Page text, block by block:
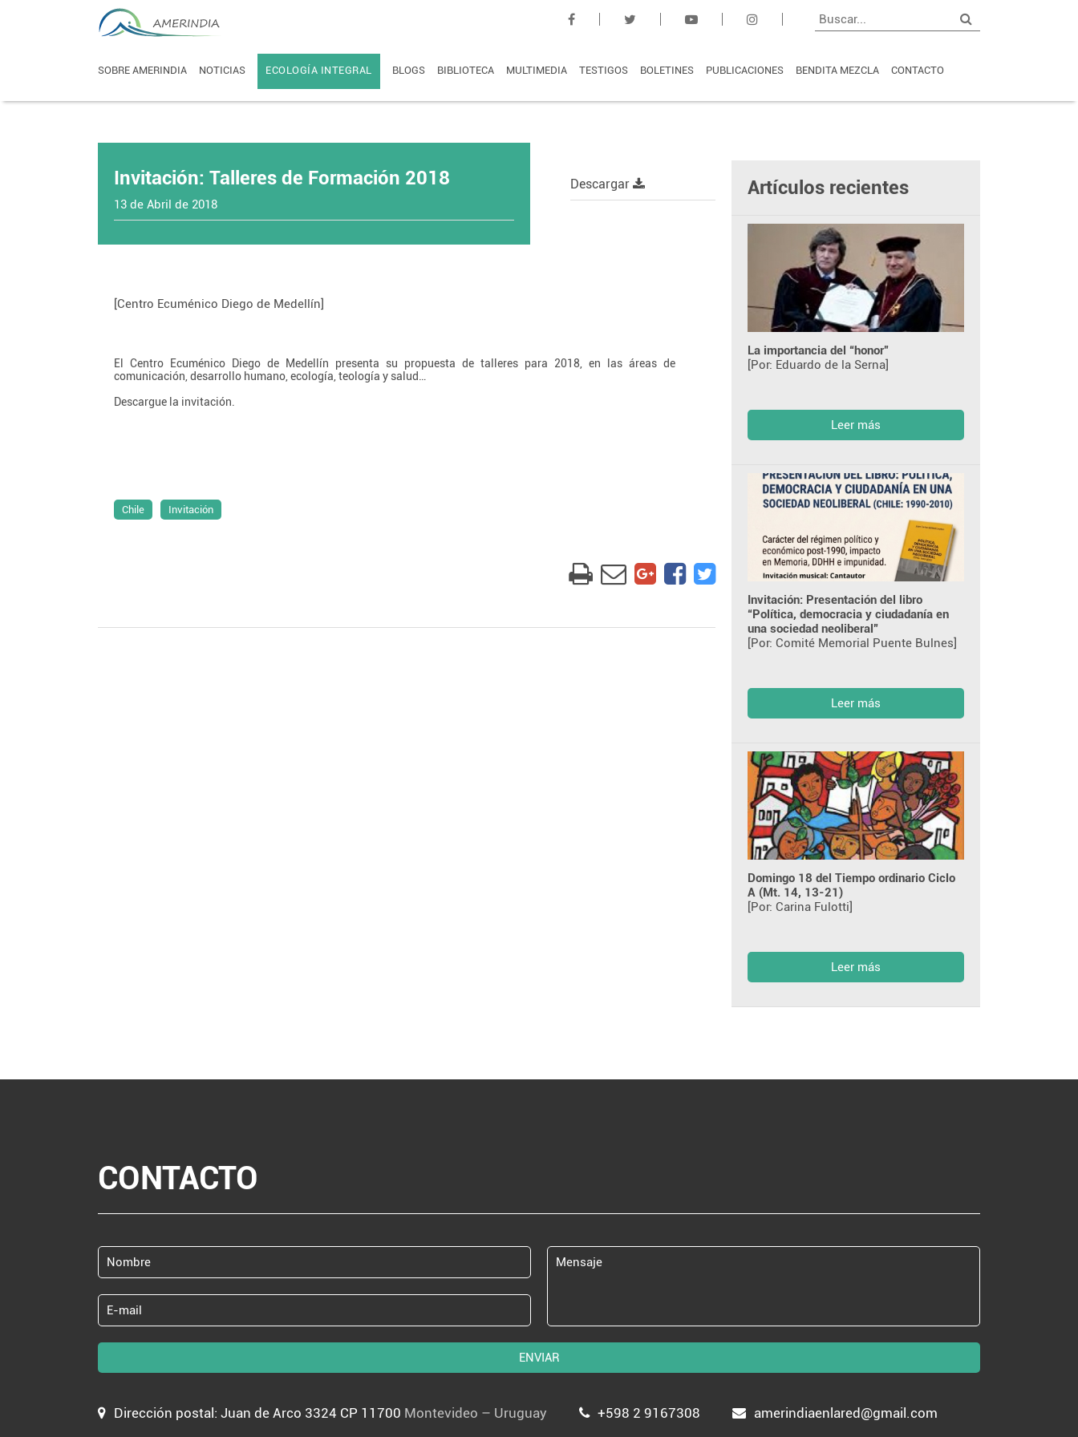
SOBRE AMERINDIA NOTICIAS ECOLOGÍA INTEGRAL BLOGS BIBLIOTECA MULTIMEDIA TESTIGOS BOLETINES PUBLICACIONES BENDITA MEZCLA CONTACTO
Invitación: Talleres de Formación 2018
13 de Abril de 2018
Descargar
[Centro Ecuménico Diego de Medellín]
El Centro Ecuménico Diego de Medellín presenta su propuesta de talleres para 2018, en las áreas de
comunicación, desarrollo humano, ecología, teología y salud…
Descargue la invitación.
Chile Invitación
Artículos recientes
La importancia del “honor”
[Por: Eduardo de la Serna]
Leer más
Invitación: Presentación del libro
“Política, democracia y ciudadanía en
una sociedad neoliberal”
[Por: Comité Memorial Puente Bulnes]
Leer más
Domingo 18 del Tiempo ordinario Ciclo
A (Mt. 14, 13-21)
[Por: Carina Fulotti]
Leer más
CONTACTO
ENVIAR
Dirección postal: Juan de Arco 3324 CP 11700 Montevideo – Uruguay +598 2 9167308 amerindiaenlared@gmail.com